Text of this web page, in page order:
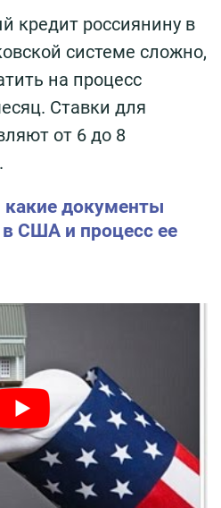
кредит россиянину в
системе сложно,
на процесс
Ставки для
от 6 до 8
какие документы
США и процесс ее